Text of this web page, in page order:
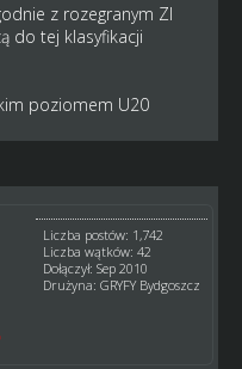
z rozegranym ZI
do tej klasyfikacji
poziomem U20
Liczba postów: 1,742
Liczba wątków: 42
Dołączył: Sep 2010
Drużyna: GRYFY Bydgoszcz